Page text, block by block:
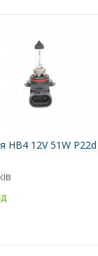
12V 51W P22d